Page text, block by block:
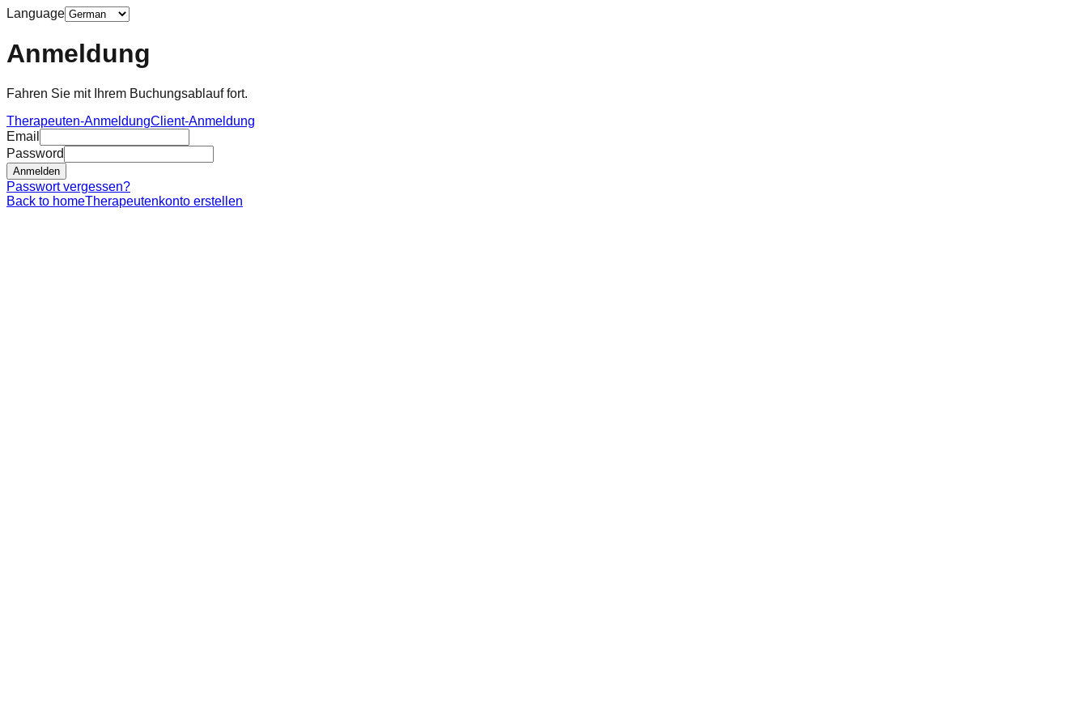
Language
Anmeldung
Fahren Sie mit Ihrem Buchungsablauf fort.
Therapeuten-AnmeldungClient-Anmeldung
Email
Password
Anmelden
Passwort vergessen?
Back to homeTherapeutenkonto erstellen